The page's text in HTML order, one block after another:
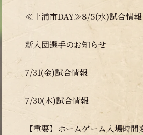
≪土浦市DAY≫8/5(水)試合情報
新入団選手のお知らせ
7/31(金)試合情報
7/30(木)試合情報